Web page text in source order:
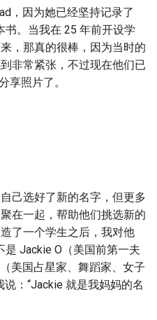
，因为她已经坚持记录了
书。当我在 25 年前开设学
，那真的很棒，因为当时的
非常紧张，不过现在他们已
享照片了。
己选好了新的名字，但更多
在一起，帮助他们挑选新的
了一个学生之后，我对他
是 Jackie O（美国前第一夫
美国占星家、舞蹈家、女子
：“Jackie 就是我妈妈的名